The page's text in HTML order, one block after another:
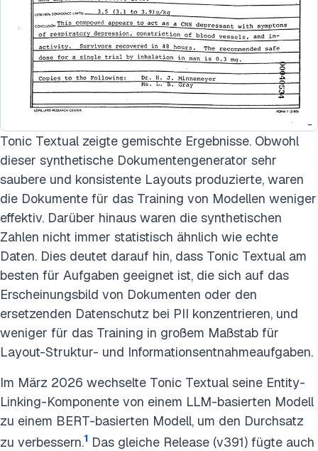
Tonic Textual zeigte gemischte Ergebnisse. Obwohl
dieser synthetische Dokumentengenerator sehr
saubere und konsistente Layouts produzierte, waren
die Dokumente für das Training von Modellen weniger
effektiv. Darüber hinaus waren die synthetischen
Zahlen nicht immer statistisch ähnlich wie echte
Daten. Dies deutet darauf hin, dass Tonic Textual am
besten für Aufgaben geeignet ist, die sich auf das
Erscheinungsbild von Dokumenten oder den
ersetzenden Datenschutz bei PII konzentrieren, und
weniger für das Training in großem Maßstab für
Layout-Struktur- und Informationsentnahmeaufgaben.
Im März 2026 wechselte Tonic Textual seine Entity-
Linking-Komponente von einem LLM-basierten Modell
zu einem BERT-basierten Modell, um den Durchsatz
zu verbessern.1 Das gleiche Release (v391) fügte auch